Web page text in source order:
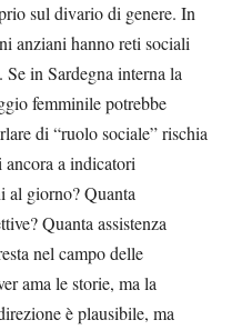
sul divario di genere. In
anziani hanno reti sociali
in Sardegna interna la
femminile potrebbe
di “ruolo sociale” rischia
a indicatori
al giorno? Quanta
Quanta assistenza
nel campo delle
ama le storie, ma la
è plausibile, ma